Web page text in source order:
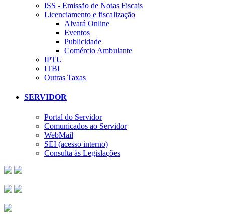
ISS - Emissão de Notas Fiscais
Licenciamento e fiscalização
Alvará Online
Eventos
Publicidade
Comércio Ambulante
IPTU
ITBI
Outras Taxas
SERVIDOR
Portal do Servidor
Comunicados ao Servidor
WebMail
SEI (acesso interno)
Consulta às Legislações